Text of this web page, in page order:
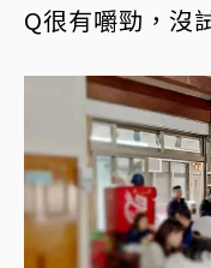
Q很有嚼勁，沒